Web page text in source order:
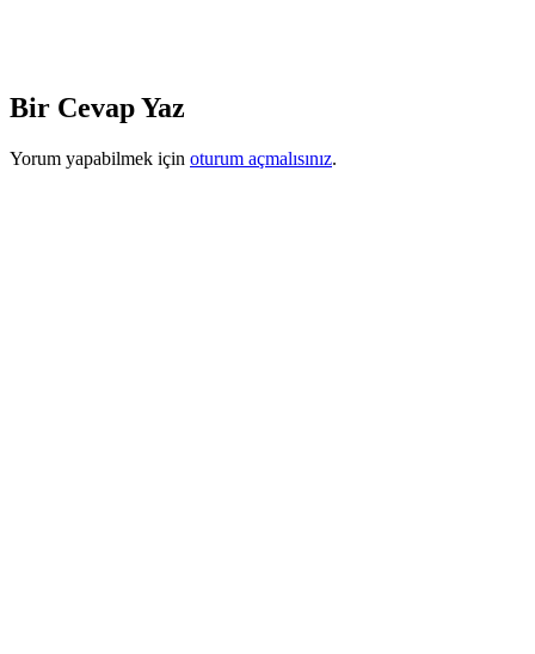
Bir Cevap Yaz
Yorum yapabilmek için oturum açmalısınız.